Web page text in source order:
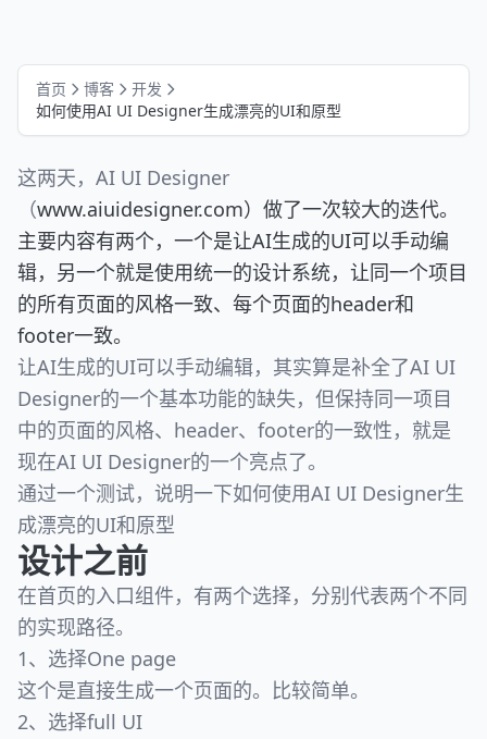
首页 博客
开发
如何使用AI UI Designer生成漂亮的UI和原型
这两天，AI UI Designer
（www.aiuidesigner.com）做了一次较大的迭代。
主要内容有两个，一个是让AI生成的UI可以手动编
辑，另一个就是使用统一的设计系统，让同一个项目
的所有页面的风格一致、每个页面的header和
footer一致。
让AI生成的UI可以手动编辑，其实算是补全了AI UI
Designer的一个基本功能的缺失，但保持同一项目
中的页面的风格、header、footer的一致性，就是
现在AI UI Designer的一个亮点了。
通过一个测试，说明一下如何使用AI UI Designer生
成漂亮的UI和原型
设计之前
在首页的入口组件，有两个选择，分别代表两个不同
的实现路径。
1、选择One page
这个是直接生成一个页面的。比较简单。
2、选择full UI